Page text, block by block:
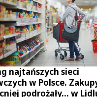
najtańszych sieci
w Polsce.
podrożały... w